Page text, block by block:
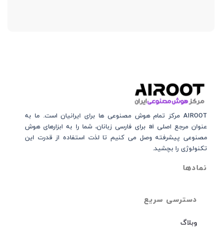
دسترسی سریع
وبلاگ
AIROOT مرکز تمام هوش مصنوعی‌‌‌ ها برای ایرانیان است. ما به
عنوان مرجع اصلی ai برای فارسی زبانان، شما را به ابزارهای هوش
مصنوعی پیشرفته وصل می کنیم تا لذت استفاده از قدرت این
تکنولوژی را بچشید.
نمادها